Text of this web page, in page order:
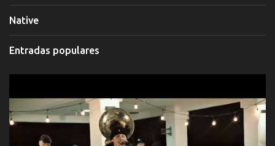
Native
Entradas populares